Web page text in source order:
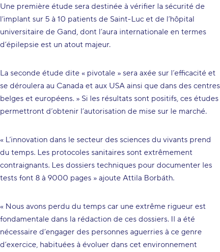
Une première étude sera destinée à vérifier la sécurité de
l’implant sur 5 à 10 patients de Saint-Luc et de l’hôpital
universitaire de Gand, dont l’aura internationale en termes
d’épilepsie est un atout majeur.
La seconde étude dite « pivotale » sera axée sur l’efficacité et
se déroulera au Canada et aux USA ainsi que dans des centres
belges et européens. » Si les résultats sont positifs, ces études
permettront d’obtenir l’autorisation de mise sur le marché.
« L’innovation dans le secteur des sciences du vivants prend
du temps. Les protocoles sanitaires sont extrêmement
contraignants. Les dossiers techniques pour documenter les
tests font 8 à 9000 pages » ajoute Attila Borbáth.
« Nous avons perdu du temps car une extrême rigueur est
fondamentale dans la rédaction de ces dossiers. Il a été
nécessaire d’engager des personnes aguerries à ce genre
d’exercice, habituées à évoluer dans cet environnement